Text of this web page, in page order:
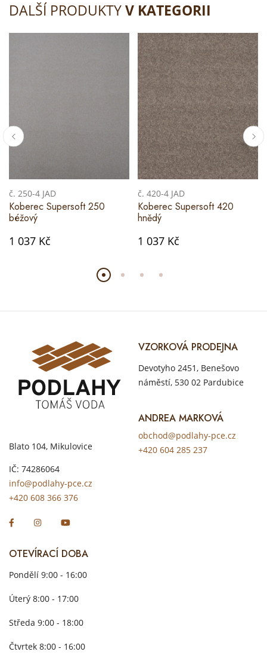
DALŠÍ PRODUKTYV KATEGORII
č. 250-4 JAD
Koberec Supersoft 250
béžový
1 037 Kč
č. 420-4 JAD
Koberec Supersoft 420
hnědý
1 037 Kč
Blato 104, Mikulovice
IČ: 74286064
info@podlahy-pce.cz
+420 608 366 376
VZORKOVÁ PRODEJNA
Devotyho 2451, Benešovo
náměstí, 530 02 Pardubice
ANDREA MARKOVÁ
obchod@podlahy-pce.cz
+420 604 285 237
OTEVÍRACÍ DOBA
Pondělí 9:00 - 16:00
Úterý 8:00 - 17:00
Středa 9:00 - 18:00
Čtvrtek 8:00 - 16:00